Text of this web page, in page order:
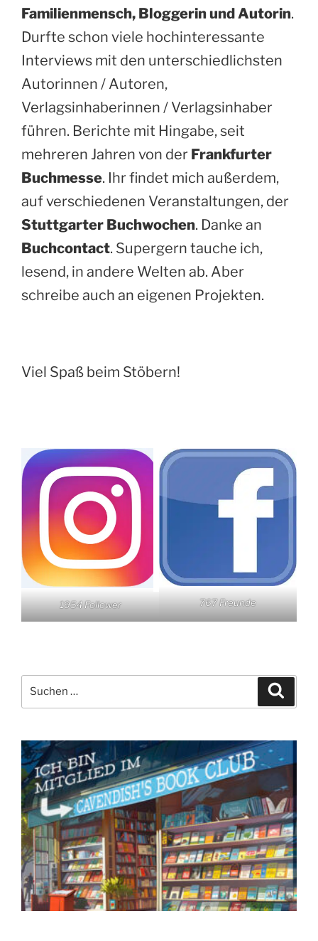
Familienmensch, Bloggerin und Autorin.
Durfte schon viele hochinteressante
Interviews mit den unterschiedlichsten
Autorinnen / Autoren,
Verlagsinhaberinnen / Verlagsinhaber
führen. Berichte mit Hingabe, seit
mehreren Jahren von der Frankfurter
Buchmesse. Ihr findet mich außerdem,
auf verschiedenen Veranstaltungen, der
Stuttgarter Buchwochen. Danke an
Buchcontact. Supergern tauche ich,
lesend, in andere Welten ab. Aber
schreibe auch an eigenen Projekten.
Viel Spaß beim Stöbern!
1954 Follower 767 Freunde
nach: